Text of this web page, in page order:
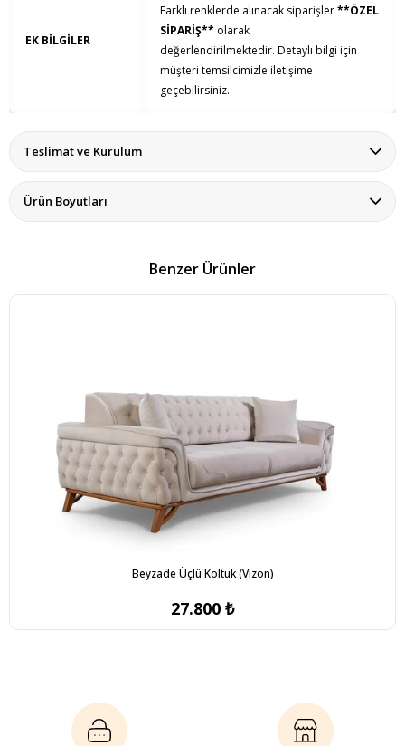
EK BİLGİLER
Farklı renklerde alınacak siparişler**ÖZEL
SİPARİŞ** olarak
değerlendirilmektedir. Detaylı bilgi için
müşteri temsilcimizle iletişime
geçebilirsiniz.
Teslimat ve Kurulum
Ürün Boyutları
Benzer Ürünler
Beyzade Üçlü Koltuk (Vizon)
27.800 ₺